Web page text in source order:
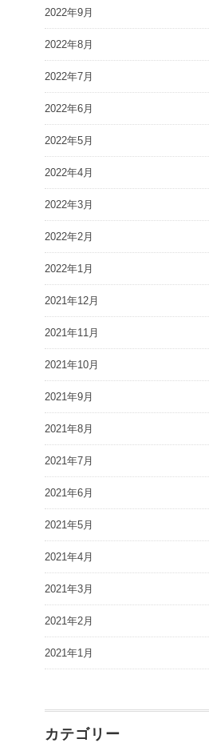
2022年9月
2022年8月
2022年7月
2022年6月
2022年5月
2022年4月
2022年3月
2022年2月
2022年1月
2021年12月
2021年11月
2021年10月
2021年9月
2021年8月
2021年7月
2021年6月
2021年5月
2021年4月
2021年3月
2021年2月
2021年1月
カテゴリー